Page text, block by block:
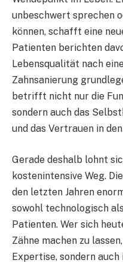
unbeschwert sprechen
können, schafft eine
Patienten berichten
Lebensqualität nach
Zahnsanierung
betrifft nicht nur die
sondern auch das
und das Vertrauen in
Gerade deshalb lohnt
kostenintensive Weg.
den letzten Jahren
sowohl technologisch
Patienten. Wer sich
Zähne machen zu
Expertise, sondern